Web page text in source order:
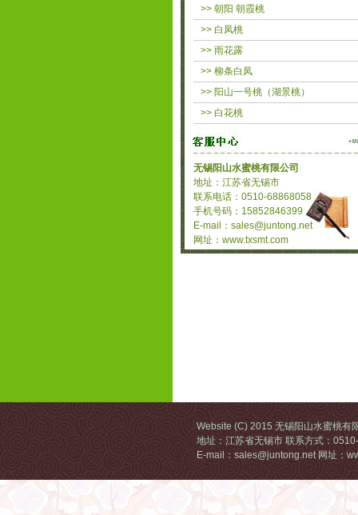
>> 朝阳 朝霞桃
>> 白凤桃
>> 雨花露
>> 柳条白凤
>> 阳山一号桃（湖景桃）
>> 白花桃
无锡阳山水蜜桃有限公司
地址：江苏省无锡市
联系电话：0510-68868058
手机号码：15852846399
E-mail：sales@juntong.net
网址：www.txsmt.com
Website (C) 2015 无锡阳山水蜜桃有
地址：江苏省无锡市 联系方式：
E-mail：sales@juntong.net 网址：